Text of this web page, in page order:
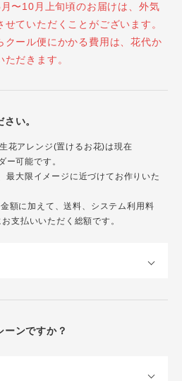
〜10月上旬頃のお届けは、外気
ていただくことがございます。
クール便にかかる費用は、花代か
だきます。
い。
花アレンジ(置けるお花)は現在
ー可能です。
最大限イメージに近づけてお作りいた
額に加えて、送料、システム利用料
支払いいただく総額です。
ーンですか？